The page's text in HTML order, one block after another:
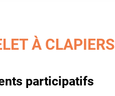
À CLAPIERS
participatifs